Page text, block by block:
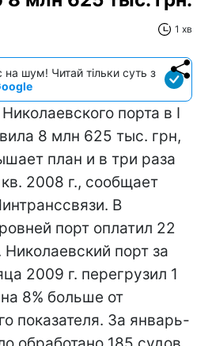
1 хв
на шум! Читай тільки суть з
порта в І
8 млн 625 тыс. грн,
план и в три раза
2008 г., сообщает
В
порт оплатил 22
порт за
2009 г. перегрузил 1
8% больше от
показателя. За январь-